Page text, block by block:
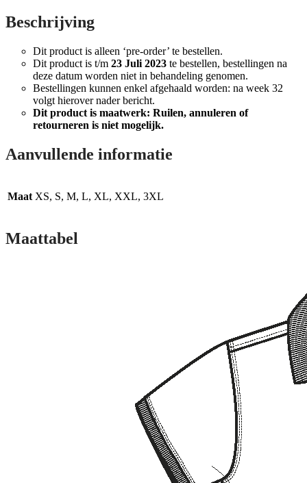
Beschrijving
Dit product is alleen ‘pre-order’ te bestellen.
Dit product is t/m 23 Juli 2023 te bestellen, bestellingen na
deze datum worden niet in behandeling genomen.
Bestellingen kunnen enkel afgehaald worden: na week 32
volgt hierover nader bericht.
Dit product is maatwerk: Ruilen, annuleren of
retourneren is niet mogelijk.
Aanvullende informatie
Maat XS, S, M, L, XL, XXL, 3XL
Maattabel